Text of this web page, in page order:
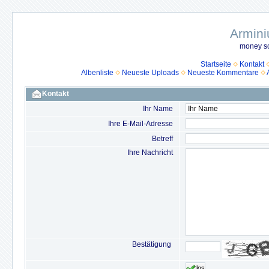
money
Startseite
Kontakt
Albenliste
Neueste Uploads Neueste Kommentare
Kontakt
Ihr Name
Ihre E-Mail-Adresse
Betreff
Ihre Nachricht
Bestätigung